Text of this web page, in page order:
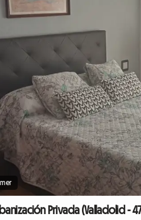
Privada (Valladolid -